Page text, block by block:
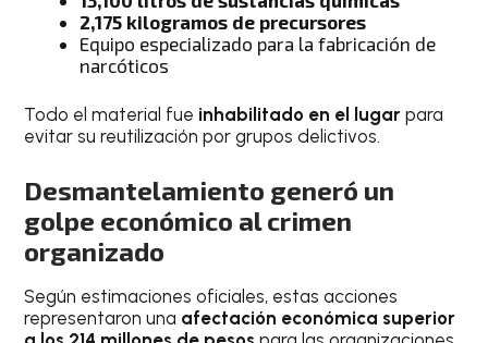
2,175 kilogramos de precursores
Equipo especializado para la fabricación de
narcóticos
Todo el material fue inhabilitado en el lugar para
evitar su reutilización por grupos delictivos.
Desmantelamiento generó un
golpe económico al crimen
organizado
Según estimaciones oficiales, estas acciones
representaron una afectación económica superior